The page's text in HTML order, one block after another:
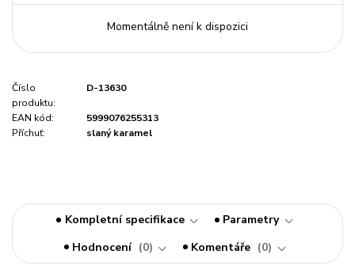
Momentálně není k dispozici
Číslo
produktu:
D-13630
EAN kód:
5999076255313
Příchuť:
slaný karamel
Kompletní specifikace
Parametry
Hodnocení
0 Komentáře 0